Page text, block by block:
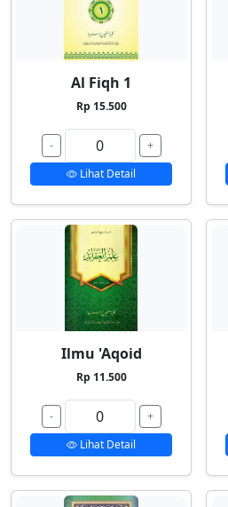
Al Fiqh 1
Rp 15.500
-
+
Lihat Detail
Ilmu 'Aqoid
Rp 11.500
-
+
Lihat Detail